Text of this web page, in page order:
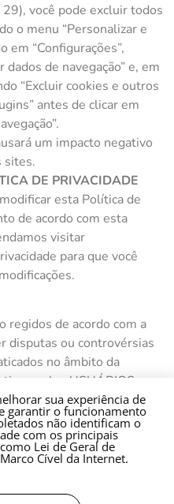
você pode excluir todos
o menu “Personalizar e
em “Configurações”,
dados de navegação” e, em
“Excluir cookies e outros
antes de clicar em
um impacto negativo
sites.
DE PRIVACIDADE
esta Política de
de acordo com esta
visitar
para que você
regidos de acordo com a
disputas ou controvérsias
no âmbito da
pelos USUÁRIOS,
desta Política de
direitos dos USUÁRIOS
de propriedade
serão processadas
sua experiência de
garantir o funcionamento
não identificam o
com os principais
Lei de Geral de
Cível da Internet.